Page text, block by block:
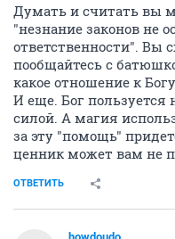
Думать и считать вы
"незнание законов не
ответственности". Вы
пообщайтесь с
какое отношение к
И еще. Бог пользуется
силой. А магия
за эту "помощь"
ценник может вам не
ОТВЕТИТЬ